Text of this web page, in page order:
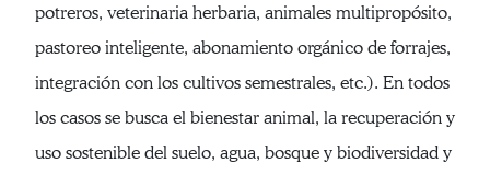
potreros, veterinaria herbaria, animales multipropósito,
pastoreo inteligente, abonamiento orgánico de forrajes,
integración con los cultivos semestrales, etc.). En todos
los casos se busca el bienestar animal, la recuperación y
uso sostenible del suelo, agua, bosque y biodiversidad y